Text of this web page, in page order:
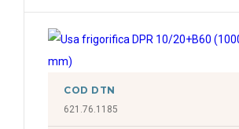
COD DTN
621.76.1185